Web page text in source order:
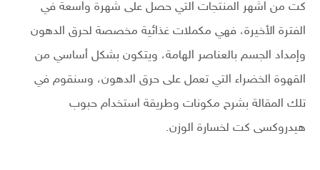
كت من اشهر المنتجات التي حصل على شهرة واسعة في
الفترة الأخيرة، فهي مكملات غذائية مخصصة لحرق الدهون
وإمداد الجسم بالعناصر الهامة، ويتكون بشكل أساسي من
القهوة الخضراء التي تعمل على حرق الدهون، وسنقوم في
تلك المقالة بشرح مكونات وطريقة استخدام حبوب
هيدروكسى كت لخسارة الوزن.